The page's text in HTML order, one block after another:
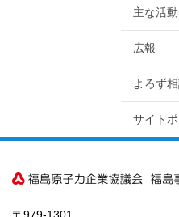
主な活動
広報
よろず
サイト